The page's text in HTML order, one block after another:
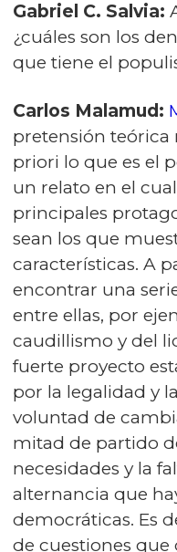
Gabriel C. Salvia:
¿cuáles son los
que tiene el
Carlos Malamud:
pretensión teórica
priori lo que es el
un relato en el
principales
sean los que
características. A
encontrar una
entre ellas, por
caudillismo y del
fuerte proyecto
por la legalidad y
voluntad de
mitad de partido
necesidades y la
alternancia que
democráticas. Es
de cuestiones